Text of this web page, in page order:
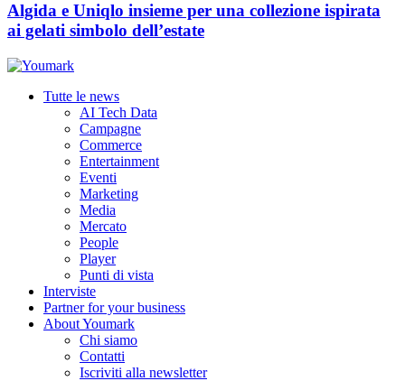
Algida e Uniqlo insieme per una collezione ispirata
ai gelati simbolo dell’estate
Tutte le news
AI Tech Data
Campagne
Commerce
Entertainment
Eventi
Marketing
Media
Mercato
People
Player
Punti di vista
Interviste
Partner for your business
About Youmark
Chi siamo
Contatti
Iscriviti alla newsletter